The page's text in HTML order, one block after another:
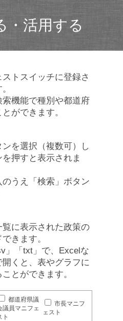
・活用する
トスイッチに登録さ
機能で種別や都道府
ができます。
を選択（複数可）し
押すと表示されま
うえ「検索」ボタン
に表示された政策の
きます。
」「txt」で、Excelな
くと、表やグラフに
とができます。
都道府県議
議員マニフェ
ト
市長マニフ
ェスト